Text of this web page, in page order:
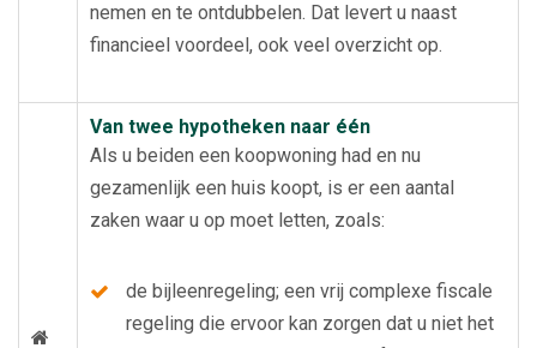
nemen en te ontdubbelen. Dat levert u naast
financieel voordeel, ook veel overzicht op.
Van twee hypotheken naar één
Als u beiden een koopwoning had en nu
gezamenlijk een huis koopt, is er een aantal
zaken waar u op moet letten, zoals:
de bijleenregeling; een vrij complexe fiscale
regeling die ervoor kan zorgen dat u niet het